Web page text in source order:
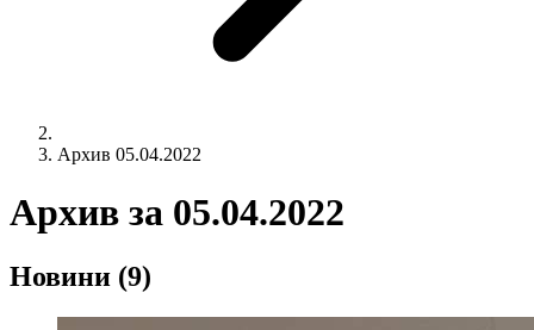
Архив 05.04.2022
Архив за 05.04.2022
Новини (9)